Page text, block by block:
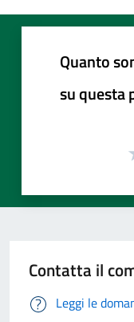
Quanto
su questa
Contatta il
Leggi le